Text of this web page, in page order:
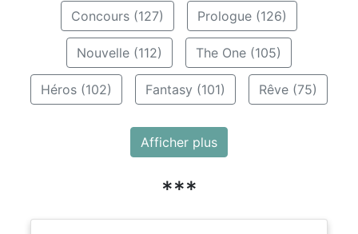
Concours (127) Prologue (126)
Nouvelle (112) The One (105)
Héros (102) Fantasy (101) Rêve (75)
Afficher plus
***